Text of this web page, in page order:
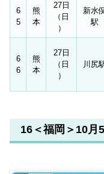
6
5
熊
本
27日
（日
）
新水
駅
6
6
熊
本
27日
（日
）
川尻
16＜福岡＞10